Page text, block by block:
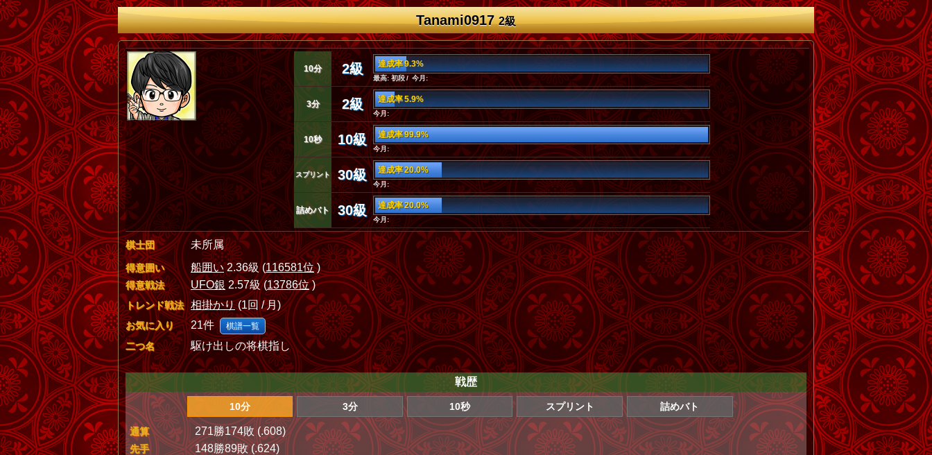
Tanami09172級
10分 2級 達成率 9.3%
最高: 初段 / 今月:
3分 2級 達成率 5.9%
今月:
10秒 10級 達成率 99.9%
今月:
スプリント 30級 達成率 20.0%
今月:
詰めバト 30級 達成率 20.0%
今月:
棋士団 未所属
得意囲い 船囲い2.36級 (116581位)
得意戦法 UFO銀 2.57級 (13786位)
トレンド戦法 相掛かり(1回 / 月)
お気に入り 21件 棋譜一覧
二つ名 駆け出しの将棋指し
戦歴
10分 3分 10秒 スプリント 詰めバト
通算 271勝174敗 (.608)
先手 148勝89敗 (.624)